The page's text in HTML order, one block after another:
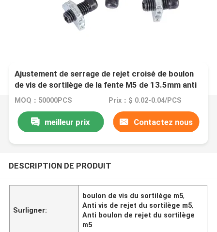
Ajustement de serrage de rejet croisé de boulon
de vis de sortilège de la fente M5 de 13.5mm anti
MOQ：50000PCS Prix：$ 0.02-0.04/PCS
meilleur prix Contactez nous
DESCRIPTION DE PRODUIT
Surligner:
boulon de vis du sortilège m5,
Anti vis de rejet du sortilège m5,
Anti boulon de rejet du sortilège
m5